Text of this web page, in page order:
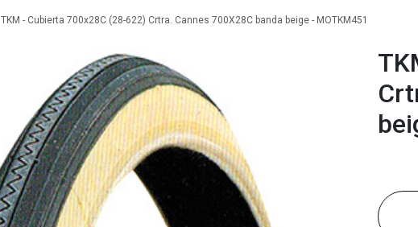
TKM - Cubierta 700x28C (28-622) Crtra. Cannes 700X28C banda beige - MOTKM451